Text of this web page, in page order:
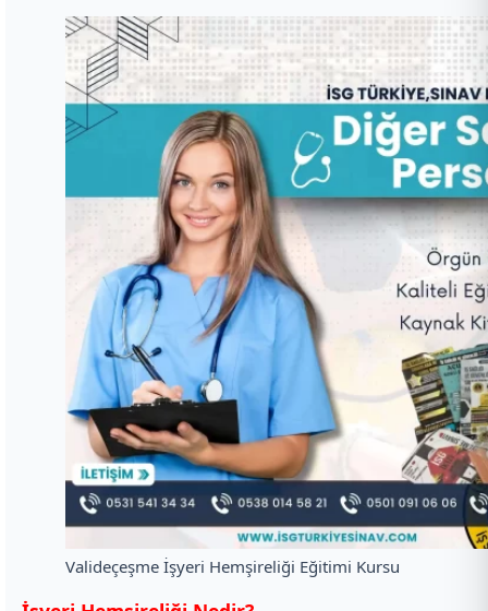
Valideçeşme İşyeri Hemşireliği Eğitimi Kursu